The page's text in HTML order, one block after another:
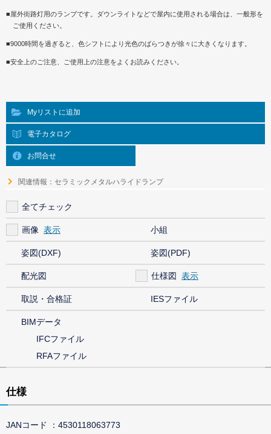
■屋外街路灯用のランプです。ダウンライトなどで屋内に使用される場合は、一般形を
ご使用ください。
■9000時間を過ぎると、色シフトにより光色のばらつきが徐々に大きくなります。
■安全上のご注意、ご使用上の注意をよくお読みください。
Myリストに追加
電子カタログ
お問合せ
関連情報：セラミックメタルハライドランプ
全てチェック
画像 小組
姿図(DXF) 姿図(PDF)
配光図 仕様図
取説・合格証 IESファイル
BIMデータ
IFCファイル
RFAファイル
仕様
JANコード
4530118063773